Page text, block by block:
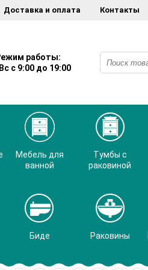
Доставка и оплата Контакты
работы:
с 9:00 до 19:00
Мебель для
ванной
Тумбы с
раковиной
Биде Раковины